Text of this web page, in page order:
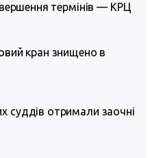
термінів — КРЦ
кран знищено в
суддів отримали заочні